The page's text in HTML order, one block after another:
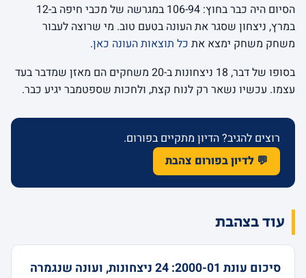
הסיום היה כבר בחוץ: 106-94 במגרשה של מכבי חיפה ב-12
במרץ, ניצחון שסגר את העונה בטעם טוב. מי שרוצה לעבור
משחק משחק ימצא את כל תוצאות העונה כאן.
בסופו של דבר, 18 ניצחונות ב-20 משחקים הם מאזן שמדבר בעד
עצמו. עכשיו נשאר רק לנוח קצת, ולחכות שספטמבר יגיע כבר.
רוצים להגיב? הדיון מתקיים בפורום.
💬 לדיון בפורום צהבת
עוד בצהבת
סיכום עונת 2000-01: 24 ניצחונות, ועונה שנגמרה